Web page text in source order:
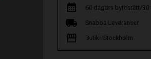
60 dagars bytesrätt/
Snabba Leveranser
Butik i Stockholm